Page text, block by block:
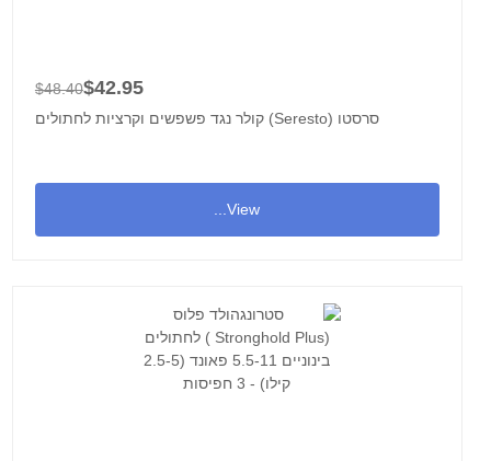
$42.95
$48.40
סרסטו (Seresto) קולר נגד פשפשים וקרציות לחתולים
View...